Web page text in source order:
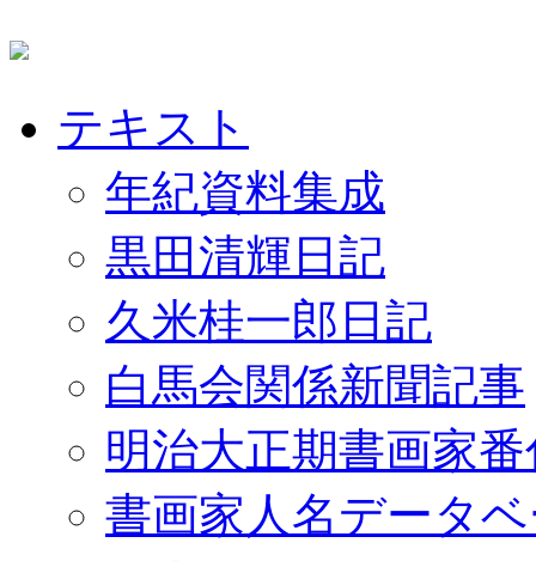
テキスト
年紀資料集成
黒田清輝日記
久米桂一郎日記
白馬会関係新聞記事
明治大正期書画家
書画家人名データ